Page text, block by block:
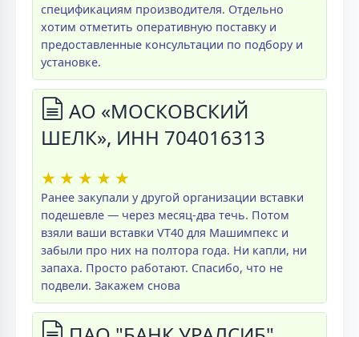
спецификациям производителя. Отдельно
хотим отметить оперативную поставку и
предоставленные консультации по подбору и
установке.
АО «МОСКОВСКИЙ
ШЕЛК», ИНН 704016313
★ ★ ★ ★ ★
Ранее закупали у другой организации вставки
подешевле — через месяц-два течь. Потом
взяли ваши вставки VT40 для Машимпекс и
забыли про них на полтора года. Ни капли, ни
запаха. Просто работают. Спасибо, что не
подвели. Закажем снова